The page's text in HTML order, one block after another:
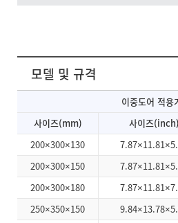
모델 및 규격
이중도어 적용
사이즈(mm)
사이즈(inch)
200×300×130
200×300×150
200×300×180
250×350×150